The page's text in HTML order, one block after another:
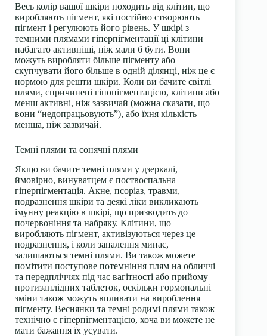
Весь колір вашої шкіри походить від клітин, що
виробляють пігмент, які постійно створюють
пігмент і регулюють його рівень. У шкірі з
темними плямами гіперпігментації ці клітини
набагато активніші, ніж мали б бути. Вони
можуть виробляти більше пігменту або
скупчувати його більше в одній ділянці, ніж це є
нормою для решти шкіри. Коли ви бачите світлі
плями, спричинені гіпопігментацією, клітини або
менш активні, ніж зазвичай (можна сказати, що
вони “недопрацьовують”), або їхня кількість
менша, ніж зазвичай.
Темні плями та сонячні плями
Якщо ви бачите темні плями у дзеркалі,
ймовірно, винуватцем є поствоспальна
гіперпігментація. Акне, псоріаз, травми,
подразнення шкіри та деякі ліки викликають
імунну реакцію в шкірі, що призводить до
почервоніння та набряку. Клітини, що
виробляють пігмент, активізуються через це
подразнення, і коли запалення минає,
залишаються темні плями. Ви також можете
помітити поступове потемніння плям на обличчі
та передпліччях під час вагітності або прийому
протизаплідних таблеток, оскільки гормональні
зміни також можуть впливати на вироблення
пігменту. Веснянки та темні родимі плями також
технічно є гіперпігментацією, хоча ви можете не
мати бажання їх усувати.